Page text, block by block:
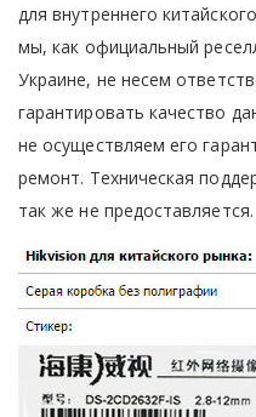
для внутреннего
мы, как официальный
Украине, не несем
гарантировать качество
не осуществляем его
ремонт. Техническая
так же не предоставляется.